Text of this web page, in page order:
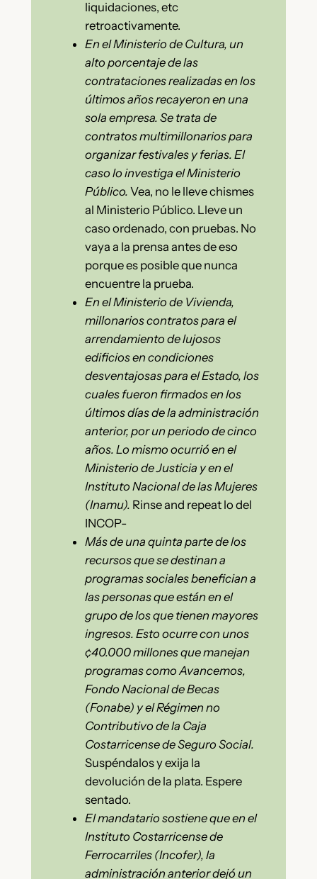
liquidaciones, etc
retroactivamente.
En el Ministerio de Cultura, un
alto porcentaje de las
contrataciones realizadas en los
últimos años recayeron en una
sola empresa. Se trata de
contratos multimillonarios para
organizar festivales y ferias. El
caso lo investiga el Ministerio
Público. Vea, no le lleve chismes
al Ministerio Público. Lleve un
caso ordenado, con pruebas. No
vaya a la prensa antes de eso
porque es posible que nunca
encuentre la prueba.
En el Ministerio de Vivienda,
millonarios contratos para el
arrendamiento de lujosos
edificios en condiciones
desventajosas para el Estado, los
cuales fueron firmados en los
últimos días de la administración
anterior, por un periodo de cinco
años. Lo mismo ocurrió en el
Ministerio de Justicia y en el
Instituto Nacional de las Mujeres
(Inamu). Rinse and repeat lo del
INCOP-
Más de una quinta parte de los
recursos que se destinan a
programas sociales benefician a
las personas que están en el
grupo de los que tienen mayores
ingresos. Esto ocurre con unos
¢40.000 millones que manejan
programas como Avancemos,
Fondo Nacional de Becas
(Fonabe) y el Régimen no
Contributivo de la Caja
Costarricense de Seguro Social.
Suspéndalos y exija la
devolución de la plata. Espere
sentado.
El mandatario sostiene que en el
Instituto Costarricense de
Ferrocarriles (Incofer), la
administración anterior dejó un